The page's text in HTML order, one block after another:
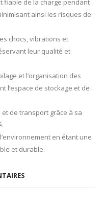
fiable de la charge pendant
ainsi les risques de
chocs, vibrations et
leur qualité et
et l’organisation des
l’espace de stockage et de
et de transport grâce à sa
en étant une
et durable.